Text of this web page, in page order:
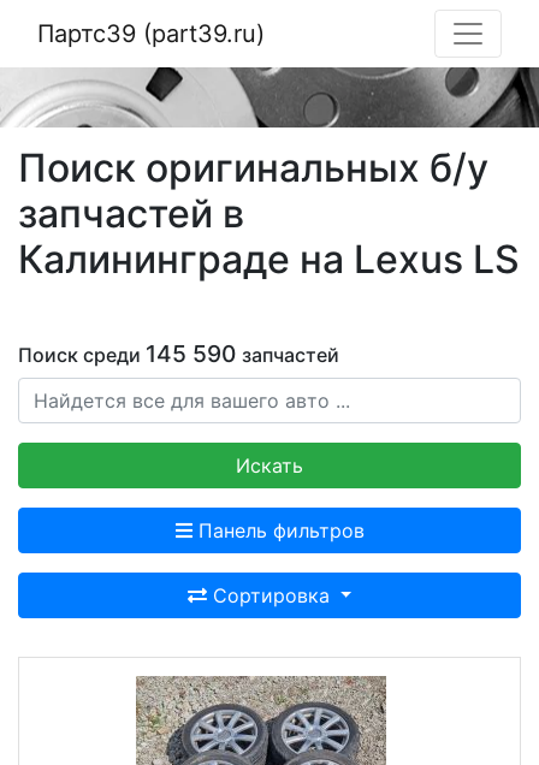
Партс39 (part39.ru)
Поиск оригинальных б/у
запчастей в
Калининграде на Lexus LS
Поиск среди 145 590 запчастей
Искать
Панель фильтров
Сортировка